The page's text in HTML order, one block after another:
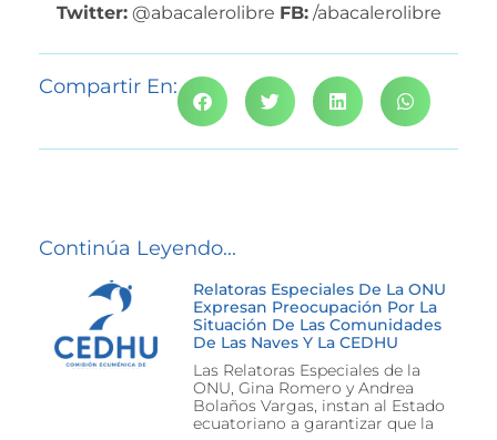
Twitter:@abacalerolibre FB:/abacalerolibre
Compartir En:
Continúa Leyendo...
Relatoras Especiales De La ONU
Expresan Preocupación Por La
Situación De Las Comunidades
De Las Naves Y La CEDHU
Las Relatoras Especiales de la
ONU, Gina Romero y Andrea
Bolaños Vargas, instan al Estado
ecuatoriano a garantizar que la